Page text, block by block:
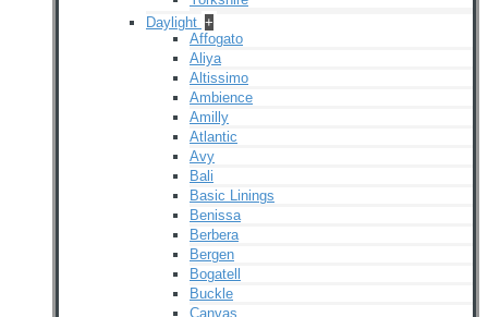
Daylight +
Affogato
Aliya
Altissimo
Ambience
Amilly
Atlantic
Avy
Bali
Basic Linings
Benissa
Berbera
Bergen
Bogatell
Buckle
Canvas